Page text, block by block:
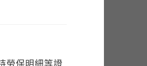
勞保明細等證